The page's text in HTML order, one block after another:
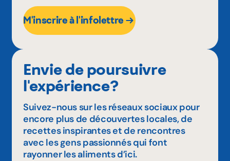
M'inscrire à l'infolettre
Envie de poursuivre
l'expérience?
Suivez-nous sur les réseaux sociaux pour
encore plus de découvertes locales, de
recettes inspirantes et de rencontres
avec les gens passionnés qui font
rayonner les aliments d’ici.